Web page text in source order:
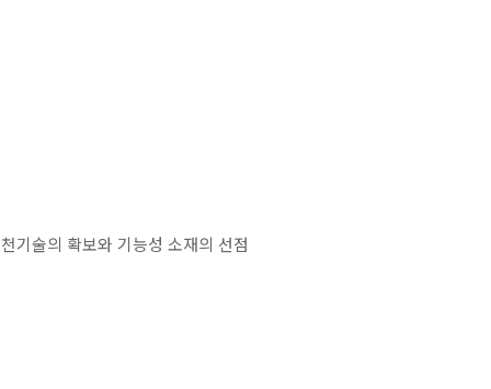
기술의 확보와 기능성 소재의 선점